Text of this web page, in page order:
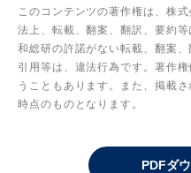
このコンテンツの著作権は、株
法上、転載、翻案、翻訳、要約
和総研の許諾がない転載、翻案
引用等は、違法行為です。著作
うこともあります。また、掲載
時点のものとなります。
PDFダ